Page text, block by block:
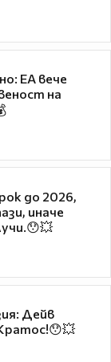
EA вече
на
до 2026,
иначе
Дейв